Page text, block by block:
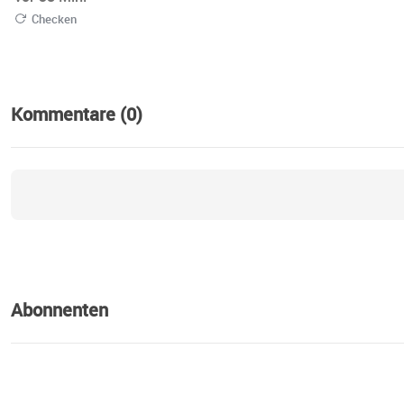
Checken
Kommentare (0)
Abonnenten